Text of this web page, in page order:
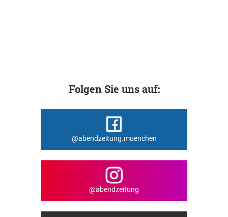
Folgen Sie uns auf:
@abendzeitung.muenchen
@abendzeitung